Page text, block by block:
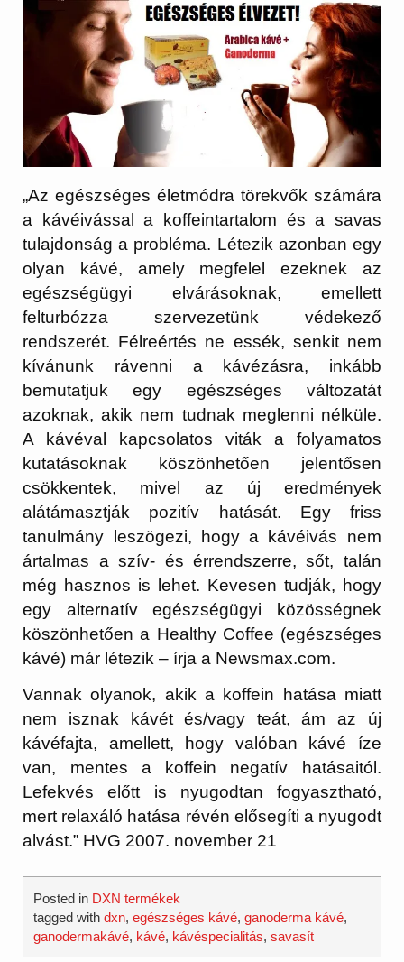
„Az egészséges életmódra törekvők számára
a kávéivással a koffeintartalom és a savas
tulajdonság a probléma. Létezik azonban egy
olyan kávé, amely megfelel ezeknek az
egészségügyi elvárásoknak, emellett
felturbózza szervezetünk védekező
rendszerét. Félreértés ne essék, senkit nem
kívánunk rávenni a kávézásra, inkább
bemutatjuk egy egészséges változatát
azoknak, akik nem tudnak meglenni nélküle.
A kávéval kapcsolatos viták a folyamatos
kutatásoknak köszönhetően jelentősen
csökkentek, mivel az új eredmények
alátámasztják pozitív hatását. Egy friss
tanulmány leszögezi, hogy a kávéivás nem
ártalmas a szív- és érrendszerre, sőt, talán
még hasznos is lehet. Kevesen tudják, hogy
egy alternatív egészségügyi közösségnek
köszönhetően a Healthy Coffee (egészséges
kávé) már létezik – írja a Newsmax.com.
Vannak olyanok, akik a koffein hatása miatt
nem isznak kávét és/vagy teát, ám az új
kávéfajta, amellett, hogy valóban kávé íze
van, mentes a koffein negatív hatásaitól.
Lefekvés előtt is nyugodtan fogyasztható,
mert relaxáló hatása révén elősegíti a nyugodt
alvást.” HVG 2007. november 21
Posted in DXN termékek
tagged withdxn,egészséges kávé,ganoderma kávé,
ganodermakávé, kávé, kávéspecialitás,savasít